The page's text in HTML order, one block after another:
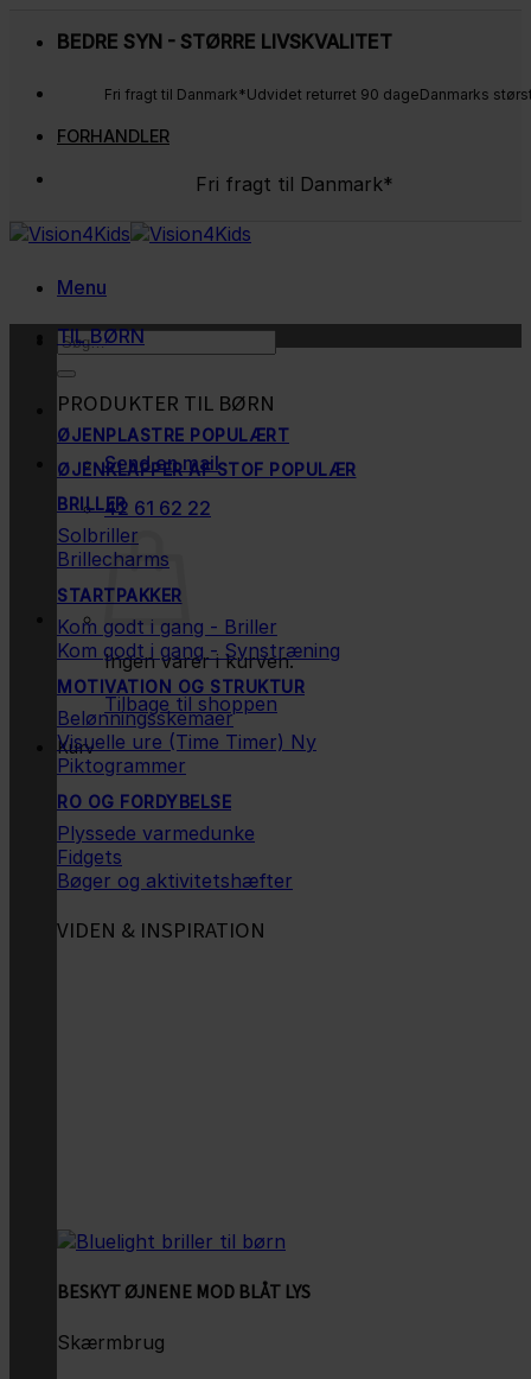
BEDRE SYN - STØRRE LIVSKVALITET
Fri fragt til Danmark*Udvidet returret 90 dageDanmarks
FORHANDLER
Fri fragt til Danmark*
Menu
Søg
Send en mail
42 61 62 22
Ingen varer i kurven.
Tilbage til shoppen
Kurv
TIL BØRN
PRODUKTER TIL BØRN
ØJENPLASTRE
ØJENKLAPPER AF STOF
BRILLER
Solbriller
Brillecharms
STARTPAKKER
Kom godt i gang - Briller
Kom godt i gang - Synstræning
MOTIVATION OG STRUKTUR
Belønningsskemaer
Visuelle ure (Time Timer)
Piktogrammer
RO OG FORDYBELSE
Plyssede varmedunke
Fidgets
Bøger og aktivitetshæfter
VIDEN & INSPIRATION
BESKYT ØJNENE MOD BLÅT LYS
Skærmbrug